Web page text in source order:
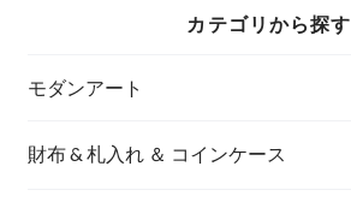
カテゴリから探す
モダンアート
財布 & 札入れ ＆ コインケース